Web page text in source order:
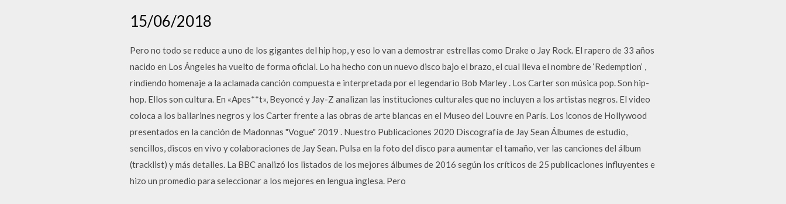
15/06/2018
Pero no todo se reduce a uno de los gigantes del hip hop, y eso lo van a demostrar estrellas como Drake o Jay Rock. El rapero de 33 años
nacido en Los Ángeles ha vuelto de forma oficial. Lo ha hecho con un nuevo disco bajo el brazo, el cual lleva el nombre de ‘Redemption’ ,
rindiendo homenaje a la aclamada canción compuesta e interpretada por el legendario Bob Marley . Los Carter son música pop. Son hip-
hop. Ellos son cultura. En «Apes**t», Beyoncé y Jay-Z analizan las instituciones culturales que no incluyen a los artistas negros. El video
coloca a los bailarines negros y los Carter frente a las obras de arte blancas en el Museo del Louvre en París. Los iconos de Hollywood
presentados en la canción de Madonnas "Vogue" 2019 . Nuestro Publicaciones 2020 Discografía de Jay Sean Álbumes de estudio,
sencillos, discos en vivo y colaboraciones de Jay Sean. Pulsa en la foto del disco para aumentar el tamaño, ver las canciones del álbum
(tracklist) y más detalles. La BBC analizó los listados de los mejores álbumes de 2016 según los críticos de 25 publicaciones influyentes e
hizo un promedio para seleccionar a los mejores en lengua inglesa. Pero